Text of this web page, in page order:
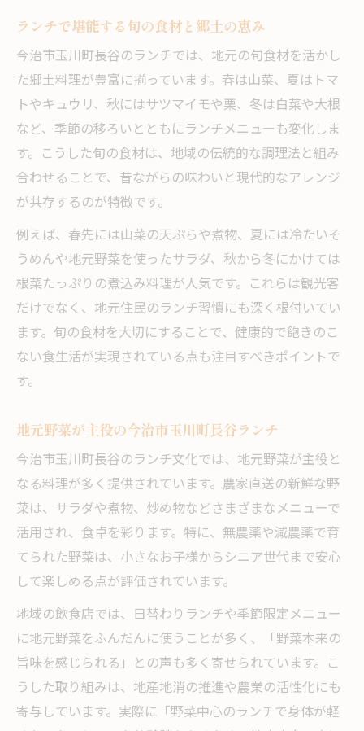
ランチで堪能する旬の食材と郷土の恵み
今治市玉川町長谷のランチでは、地元の旬食材を活かし
た郷土料理が豊富に揃っています。春は山菜、夏はトマ
トやキュウリ、秋にはサツマイモや栗、冬は白菜や大根
など、季節の移ろいとともにランチメニューも変化しま
す。こうした旬の食材は、地域の伝統的な調理法と組み
合わせることで、昔ながらの味わいと現代的なアレンジ
が共存するのが特徴です。
例えば、春先には山菜の天ぷらや煮物、夏には冷たいそ
うめんや地元野菜を使ったサラダ、秋から冬にかけては
根菜たっぷりの煮込み料理が人気です。これらは観光客
だけでなく、地元住民のランチ習慣にも深く根付いてい
ます。旬の食材を大切にすることで、健康的で飽きのこ
ない食生活が実現されている点も注目すべきポイントで
す。
地元野菜が主役の今治市玉川町長谷ランチ
今治市玉川町長谷のランチ文化では、地元野菜が主役と
なる料理が多く提供されています。農家直送の新鮮な野
菜は、サラダや煮物、炒め物などさまざまなメニューで
活用され、食卓を彩ります。特に、無農薬や減農薬で育
てられた野菜は、小さなお子様からシニア世代まで安心
して楽しめる点が評価されています。
地域の飲食店では、日替わりランチや季節限定メニュー
に地元野菜をふんだんに使うことが多く、「野菜本来の
旨味を感じられる」との声も多く寄せられています。こ
うした取り組みは、地産地消の推進や農業の活性化にも
寄与しています。実際に「野菜中心のランチで身体が軽